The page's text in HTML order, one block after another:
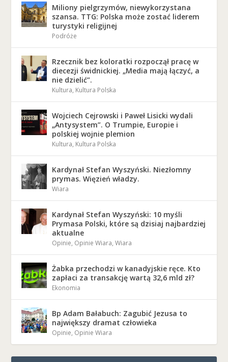
Miliony pielgrzymów, niewykorzystana
szansa. TTG: Polska może zostać liderem
turystyki religijnej
Podróże
Rzecznik bez koloratki rozpoczął pracę w
diecezji świdnickiej. „Media mają łączyć, a
nie dzielić”.
Kultura, Kultura Polska
Wojciech Cejrowski i Paweł Lisicki wydali
„Antysystem”. O Trumpie, Europie i
polskiej wojnie plemion
Kultura, Kultura Polska
Kardynał Stefan Wyszyński. Niezłomny
prymas. Więzień władzy.
Wiara
Kardynał Stefan Wyszyński: 10 myśli
Prymasa Polski, które są dzisiaj najbardziej
aktualne
Opinie, Opinie Wiara,Wiara
Żabka przechodzi w kanadyjskie ręce. Kto
zapłaci za transakcję wartą 32,6 mld zł?
Ekonomia
Bp Adam Bałabuch: Zagubić Jezusa to
największy dramat człowieka
Opinie, Opinie Wiara